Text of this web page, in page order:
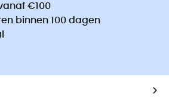
€100
binnen 100 dagen